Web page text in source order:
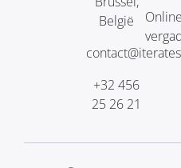
België
+32 456
25 26 21
Online